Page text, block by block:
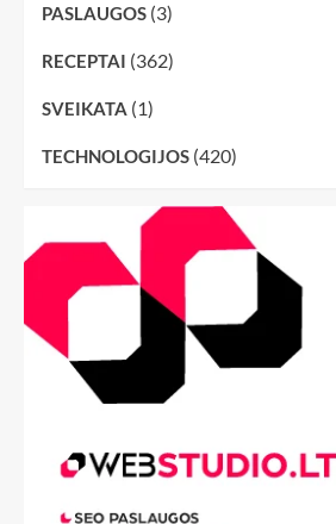
PASLAUGOS (3)
RECEPTAI (362)
SVEIKATA (1)
TECHNOLOGIJOS (420)